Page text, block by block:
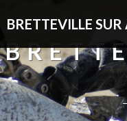
BRETTEVILLE SUR